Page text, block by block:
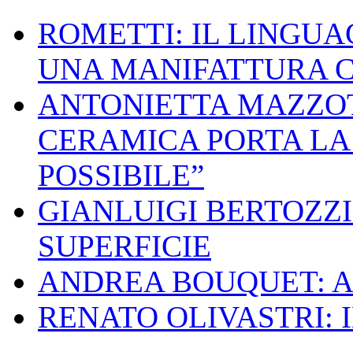
ROMETTI: IL
UNA MANIFATTURA
ANTONIETTA
CERAMICA PORTA
POSSIBILE”
GIANLUIGI
SUPERFICIE
ANDREA BOUQUET:
RENATO OLIVASTRI: